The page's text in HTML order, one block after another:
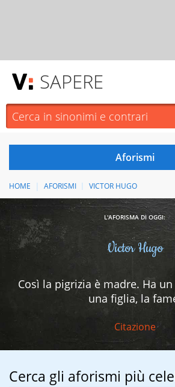
SAPERE
HOME AFORISMI VICTOR HUGO
L'AFORISMA DI OGGI:
Victor Hugo
Così la pigrizia è madre. Ha
una figlia, la
Citazione
Cerca gli aforismi più